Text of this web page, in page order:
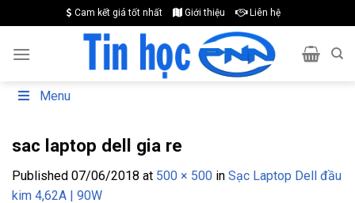
to
content
Cam kết giá tốt nhất Giới thiệu Liên hệ
Menu
sac laptop dell gia re
Published 07/06/2018 at 500 × 500 in Sạc Laptop Dell đầu
kim 4,62A | 90W